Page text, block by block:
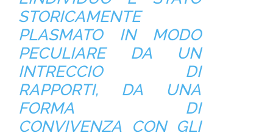
STORICAMENTE
PLASMATO IN MODO
PECULIARE DA UN
INTRECCIO DI
RAPPORTI, DA UNA
FORMA DI
CONVIVENZA CON GLI